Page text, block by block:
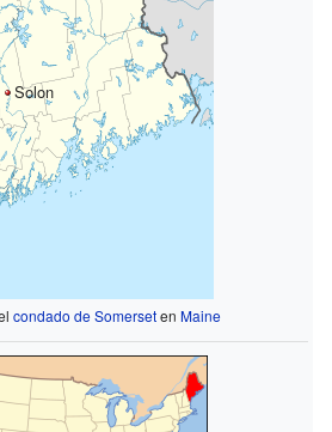
Solon
condado de Somerseten Maine